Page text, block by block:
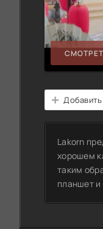
Добавить
Lakorn
хорошем
таким
планшет